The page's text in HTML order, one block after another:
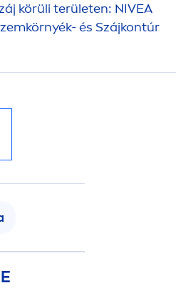
körüli területen: NIVEA
és Szájkontúr